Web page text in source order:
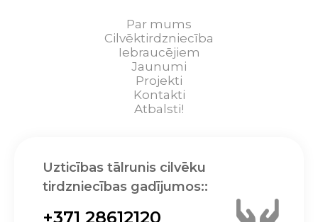
Par mums
Cilvēktirdzniecība
Iebraucējiem
Jaunumi
Projekti
Kontakti
Atbalsti!
Uzticības tālrunis cilvēku
tirdzniecības gadījumos::
+371 28612120